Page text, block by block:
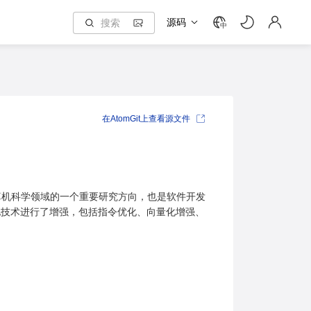
源码 中
科学领域的一个重要研究方向，也是软件开发
进行了增强，包括指令优化、向量化增强、
在AtomGit上查看源文件